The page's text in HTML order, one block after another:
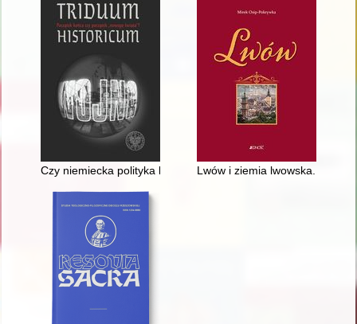
Czy niemiecka polityka kulturalna istniała na ziemiach
Lwów i ziemia lwowska. T. 1,